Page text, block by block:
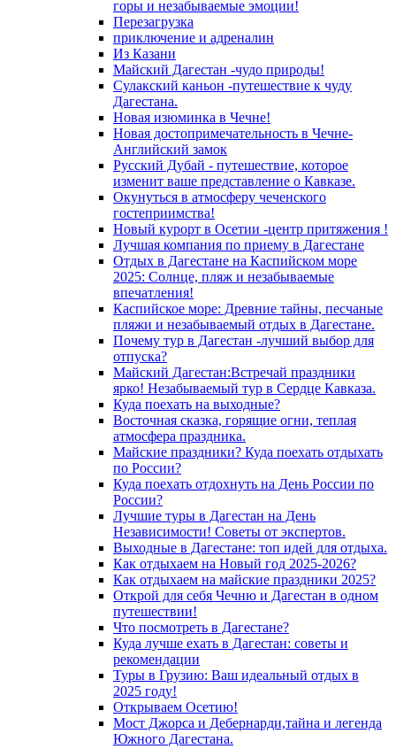
горы и незабываемые эмоции!
Перезагрузка
приключение и адреналин
Из Казани
Майский Дагестан -чудо природы!
Сулакский каньон -путешествие к чуду
Дагестана.
Новая изюминка в Чечне!
Новая достопримечательность в Чечне-
Английский замок
Русский Дубай - путешествие, которое
изменит ваше представление о Кавказе.
Окунуться в атмосферу чеченского
гостеприимства!
Новый курорт в Осетии -центр притяжения !
Лучшая компания по приему в Дагестане
Отдых в Дагестане на Каспийском море
2025: Солнце, пляж и незабываемые
впечатления!
Каспийское море: Древние тайны, песчаные
пляжи и незабываемый отдых в Дагестане.
Почему тур в Дагестан -лучший выбор для
отпуска?
Майский Дагестан:Встречай праздники
ярко! Незабываемый тур в Сердце Кавказа.
Куда поехать на выходные?
Восточная сказка, горящие огни, теплая
атмосфера праздника.
Майские праздники? Куда поехать отдыхать
по России?
Куда поехать отдохнуть на День России по
России?
Лучшие туры в Дагестан на День
Независимости! Советы от экспертов.
Выходные в Дагестане: топ идей для отдыха.
Как отдыхаем на Новый год 2025-2026?
Как отдыхаем на майские праздники 2025?
Открой для себя Чечню и Дагестан в одном
путешествии!
Что посмотреть в Дагестане?
Куда лучше ехать в Дагестан: советы и
рекомендации
Туры в Грузию: Ваш идеальный отдых в
2025 году!
Открываем Осетию!
Мост Джорса и Дебернарди,тайна и легенда
Южного Дагестана.